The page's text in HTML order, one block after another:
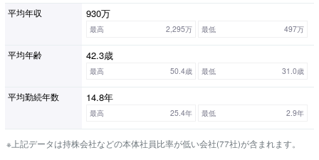
平均年収 930万
最高 2,295万 最低 497万
平均年齢 42.3歳
最高 50.4歳 最低 31.0歳
平均勤続年数 14.8年
最高 25.4年 最低 2.9年
※上記データは持株会社などの本体社員比率が低い会社(77社)が含まれます。